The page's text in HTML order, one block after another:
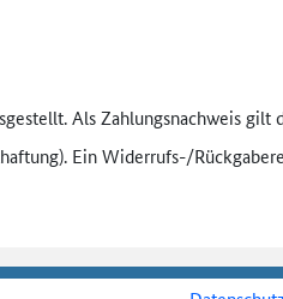
Als Zahlungsnachweis gilt
Ein Widerrufs-/